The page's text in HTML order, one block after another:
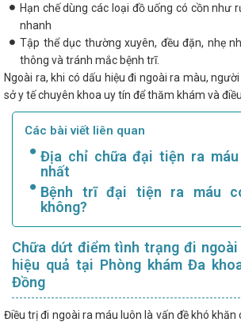
Hạn chế dùng các loại đồ uống có cồn như
nhanh
Tập thể dục thường xuyên, đều đặn, nhẹ
thông và tránh mắc bệnh trĩ.
Ngoài ra, khi có dấu hiệu đi ngoài ra màu,
sở y tế chuyên khoa uy tín để thăm khám và
Các bài viết liên quan
Địa chỉ chữa đại tiện ra
nhất
Bệnh trĩ đại tiện ra máu
không?
Chữa dứt điểm tình trạng đi
hiệu quả tại Phòng khám Đa
Đồng
Điều trị đi ngoài ra máu luôn là vấn đề khó khăn